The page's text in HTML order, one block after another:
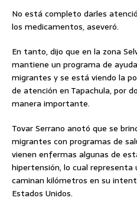
No está completo darles
los medicamentos, aseveró.
En tanto, dijo que en la zona
mantiene un programa de
migrantes y se está viendo la
de atención en Tapachula, por
manera importante.
Tovar Serrano anotó que se
migrantes con programas de
vienen enfermas algunas de
hipertensión, lo cual representa
caminan kilómetros en su
Estados Unidos.